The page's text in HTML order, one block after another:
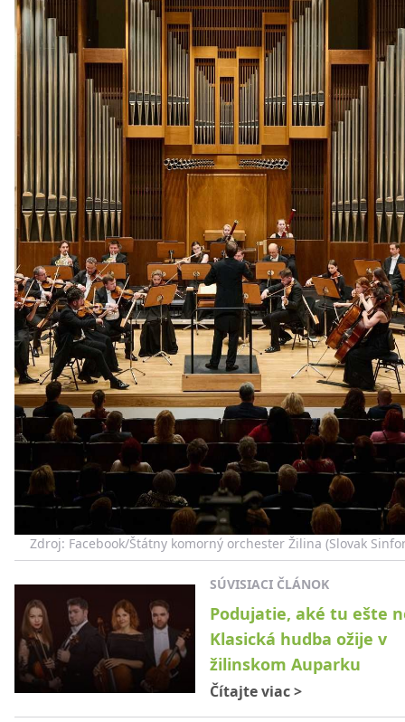
Zdroj: Facebook/Štátny komorný orchester Žilina (Slovak
SÚVISIACI ČLÁNOK
Podujatie, aké tu ešte
Klasická hudba ožije v
žilinskom Auparku
Čítajte viac>